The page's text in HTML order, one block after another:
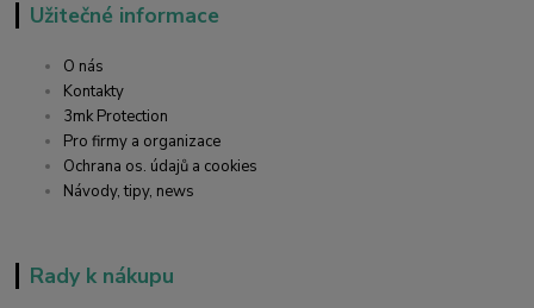
Užitečné informace
O nás
Kontakty
3mk Protection
Pro firmy a organizace
Ochrana os. údajů a cookies
Návody, tipy, news
Rady k nákupu